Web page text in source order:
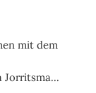
mit dem
Jorritsma...